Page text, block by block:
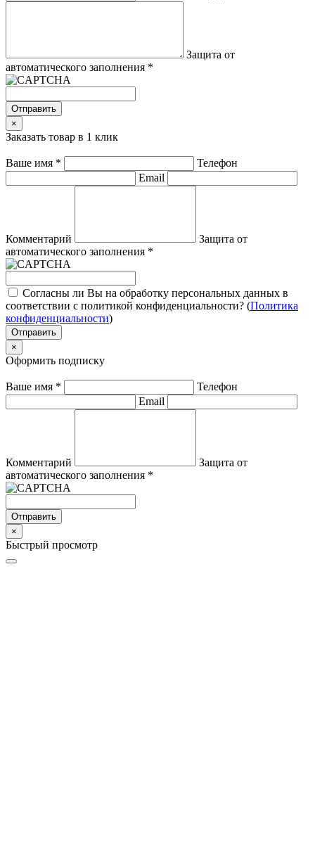
Защита от
автоматического заполнения *
Отправить
×
Заказать товар в 1 клик
Ваше имя *
Телефон
Email
Комментарий
Защита от
автоматического заполнения *
Согласны ли Вы на обработку персональных данных в
соответствии с политикой конфиденциальности? (Политика
конфиденциальности)
Отправить
×
Оформить подписку
Ваше имя *
Телефон
Email
Комментарий
Защита от
автоматического заполнения *
Отправить
×
Быстрый просмотр